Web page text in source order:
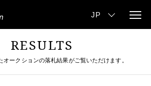
RESULTS
オークションの落札結果がご覧いただけます。